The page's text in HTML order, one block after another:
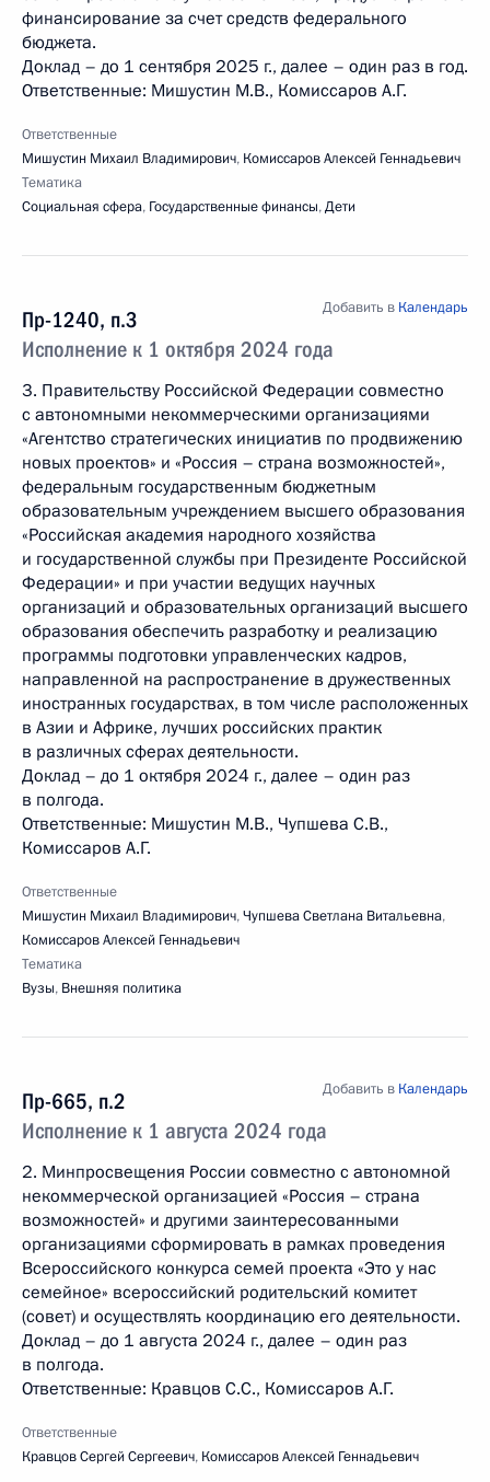
финансирование за счет средств федерального
бюджета.
Доклад – до 1 сентября 2025 г., далее – один раз в год.
Ответственные: Мишустин М.В., Комиссаров А.Г.
Ответственные
Мишустин Михаил Владимирович, Комиссаров Алексей Геннадьевич
Тематика
Социальная сфера, Государственные финансы,Дети
Пр-1240, п.3
Исполнение к 1 октября 2024 года
Добавить в Календарь
3. Правительству Российской Федерации совместно
с автономными некоммерческими организациями
«Агентство стратегических инициатив по продвижению
новых проектов» и «Россия – страна возможностей»,
федеральным государственным бюджетным
образовательным учреждением высшего образования
«Российская академия народного хозяйства
и государственной службы при Президенте Российской
Федерации» и при участии ведущих научных
организаций и образовательных организаций высшего
образования обеспечить разработку и реализацию
программы подготовки управленческих кадров,
направленной на распространение в дружественных
иностранных государствах, в том числе расположенных
в Азии и Африке, лучших российских практик
в различных сферах деятельности.
Доклад – до 1 октября 2024 г., далее – один раз
в полгода.
Ответственные: Мишустин М.В., Чупшева С.В.,
Комиссаров А.Г.
Ответственные
Мишустин Михаил Владимирович,Чупшева Светлана Витальевна,
Комиссаров Алексей Геннадьевич
Тематика
Вузы, Внешняя политика
Пр-665, п.2
Исполнение к 1 августа 2024 года
Добавить в Календарь
2. Минпросвещения России совместно с автономной
некоммерческой организацией «Россия – страна
возможностей» и другими заинтересованными
организациями сформировать в рамках проведения
Всероссийского конкурса семей проекта «Это у нас
семейное» всероссийский родительский комитет
(совет) и осуществлять координацию его деятельности.
Доклад – до 1 августа 2024 г., далее – один раз
в полгода.
Ответственные: Кравцов С.С., Комиссаров А.Г.
Ответственные
Кравцов Сергей Сергеевич, Комиссаров Алексей Геннадьевич